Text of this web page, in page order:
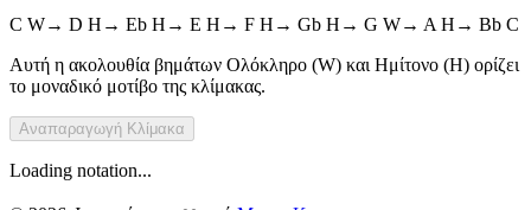
C W→ D H → Eb H → E H → F H → Gb H → G W→ A H → Bb C
Αυτή η ακολουθία βημάτων Ολόκληρο (W) και Ημίτονο (H) ορίζει
το μοναδικό μοτίβο της κλίμακας.
Αναπαραγωγή Κλίμακα
Loading notation...